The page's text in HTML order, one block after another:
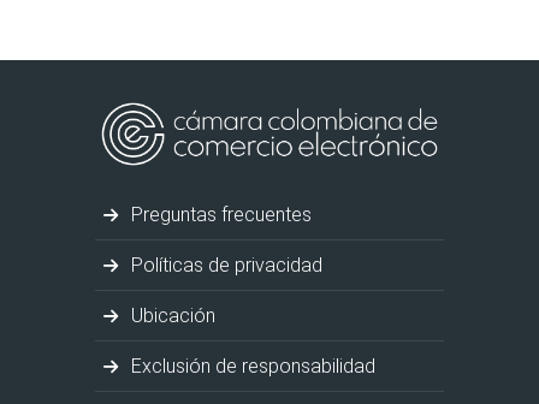
Preguntas frecuentes
Políticas de privacidad
Ubicación
Exclusión de responsabilidad